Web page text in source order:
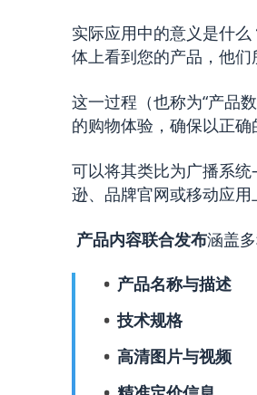
实际应用中的意义是什
体上看到您的产品，他们
这一过程（也称为“产品
的购物体验，确保以正确
可以将其类比为广播系
逊、品牌官网或移动应用
产品内容联合发布涵盖
产品名称与描述
技术规格
高清图片与视频